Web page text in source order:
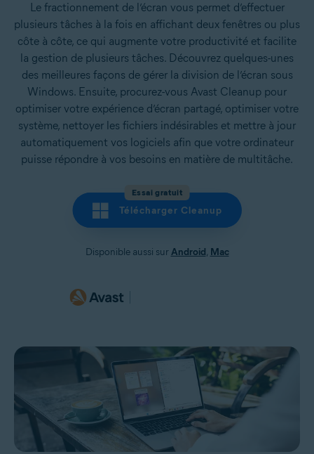
Le fractionnement de l’écran vous permet d’effectuer
plusieurs tâches à la fois en affichant deux fenêtres ou plus
côte à côte, ce qui augmente votre productivité et facilite
la gestion de plusieurs tâches. Découvrez quelques-unes
des meilleures façons de gérer la division de l’écran sous
Windows. Ensuite, procurez-vous Avast Cleanup pour
optimiser votre expérience d’écran partagé, optimiser votre
système, nettoyer les fichiers indésirables et mettre à jour
automatiquement vos logiciels afin que votre ordinateur
puisse répondre à vos besoins en matière de multitâche.
Essai gratuit
Télécharger Cleanup
Disponible aussi surAndroid, Mac